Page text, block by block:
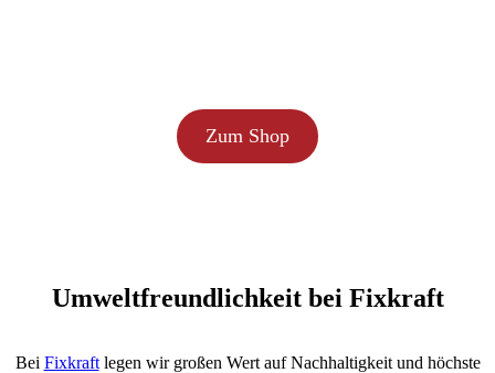
Zum Shop
Umweltfreundlichkeit bei Fixkraft
Bei Fixkraftlegen wir großen Wert auf Nachhaltigkeit und höchste